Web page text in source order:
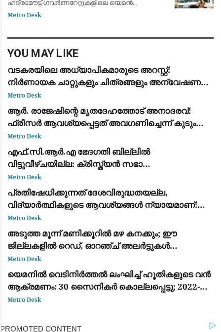
ഹദ്രാമൗട്ട് ഗവർണറേറ്റുകളിലെ യെമൻ
എമർജൻസി ഫോഴ്‌സ് ക്യാമ്പുകൾക്ക്
Metro Desk
YOU MAY LIKE
വടകരയിലെ അധ്യാപികമാരുടെ അറസ്റ്റ്:
നിർണായക ചാറ്റുകളും ചിത്രങ്ങളും അന്വേഷണ
സംഘത്തിന് ലഭിച്ചു
Metro Desk
ആര്‍. രാജേഷിന്റെ മൃതദേഹത്തോട് അനാദരവ്:
ഫ്രീസര്‍ ആവശ്യപ്പെട്ടത് അവഗണിച്ചെന്ന് കുടുംബം;
പയ്യന്നൂര്‍ തഹസില്‍ദാര്‍ക്കെതിരെ ഗുരുതര
ആരോപണം
Metro Desk
എഫ്.സി.ആർ.എ ഭേദഗതി ബില്ലിൽ
വിട്ടുവീഴ്ചയില്ല: ക്രിസ്ത്യൻ സഭാ
നേതൃത്വവുമായുള്ള ചർച്ചയിൽ മാറ്റമില്ലാതെ
കേന്ദ്ര നിലപാട്
Metro Desk
പ്രതിഷേധിക്കുന്നത് ദേശവിരുദ്ധതയല്ല,
വിദ്യാർത്ഥികളുടെ ആവശ്യങ്ങൾ ന്യായമാണ്:
ആർ.എസ്.എസ് മേധാവി മോഹൻ ഭാഗവത്
Metro Desk
അടുത്ത മൂന്ന് മണിക്കൂറിൽ മഴ കനക്കും; ഈ
ജില്ലകളിൽ റെഡ്, ഓറഞ്ച് അലർട്ടുകൾ
പ്രഖ്യാപിച്ചു
Metro Desk
യെമനിൽ വെടിനിർത്തൽ ലംഘിച്ച് ഹൂതികളുടെ വൻ
ആക്രമണം: 30 സൈനികർ കൊല്ലപ്പെട്ടു; 2022-ന്
ശേഷമുള്ള ഏറ്റവും വലിയ ഏറ്റുമുട്ടൽ
Metro Desk